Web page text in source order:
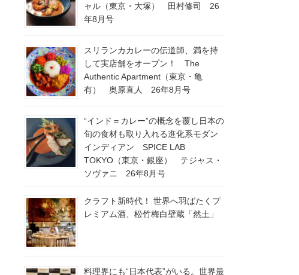
ャル（東京・大塚） 田村修司 26
年8月号
スリランカカレーの伝道師、満を持
して実店舗をオープン！ The
Authentic Apartment（東京・亀
有） 奥原直人 26年8月号
“インド＝カレー”の概念を覆し日本の
旬の食材も取り入れる進化系モダン
インディアン SPICE LAB
TOKYO（東京・銀座） テジャス・
ソヴァニ 26年8月号
クラフト新時代！ 世界へ羽ばたくプ
レミアム酒、松竹梅白壁蔵「然土」
料理界にも“日本代表”がいる。世界最